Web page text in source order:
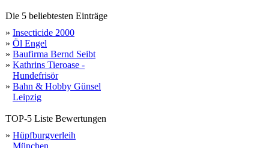
Die 5 beliebtesten Einträge
» Insecticide 2000
» Öl Engel
» Baufirma Bernd Seibt
» Kathrins Tieroase -
Hundefrisör
» Bahn & Hobby Günsel
Leipzig
TOP-5 Liste Bewertungen
» Hüpfburgverleih
München